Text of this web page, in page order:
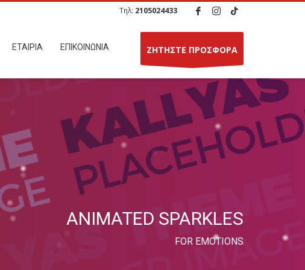
Τηλ: 2105024433
ΕΤΑΙΡΙΑ ΕΠΙΚΟΙΝΩΝΙΑ ΖΗΤΗΣΤΕ ΠΡΟΣΦΟΡΑ
ANIMATED SPARKLES
FOR EMOTIONS